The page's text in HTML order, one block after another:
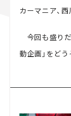
カーマニア、
今回も盛り
動企画」をど